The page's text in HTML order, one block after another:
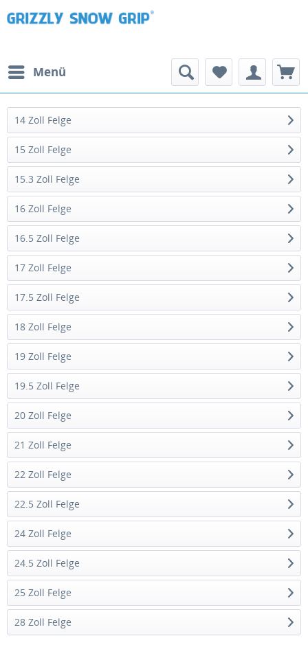
Menü
14 Zoll Felge
15 Zoll Felge
15.3 Zoll Felge
16 Zoll Felge
16.5 Zoll Felge
17 Zoll Felge
17.5 Zoll Felge
18 Zoll Felge
19 Zoll Felge
19.5 Zoll Felge
20 Zoll Felge
21 Zoll Felge
22 Zoll Felge
22.5 Zoll Felge
24 Zoll Felge
24.5 Zoll Felge
25 Zoll Felge
28 Zoll Felge